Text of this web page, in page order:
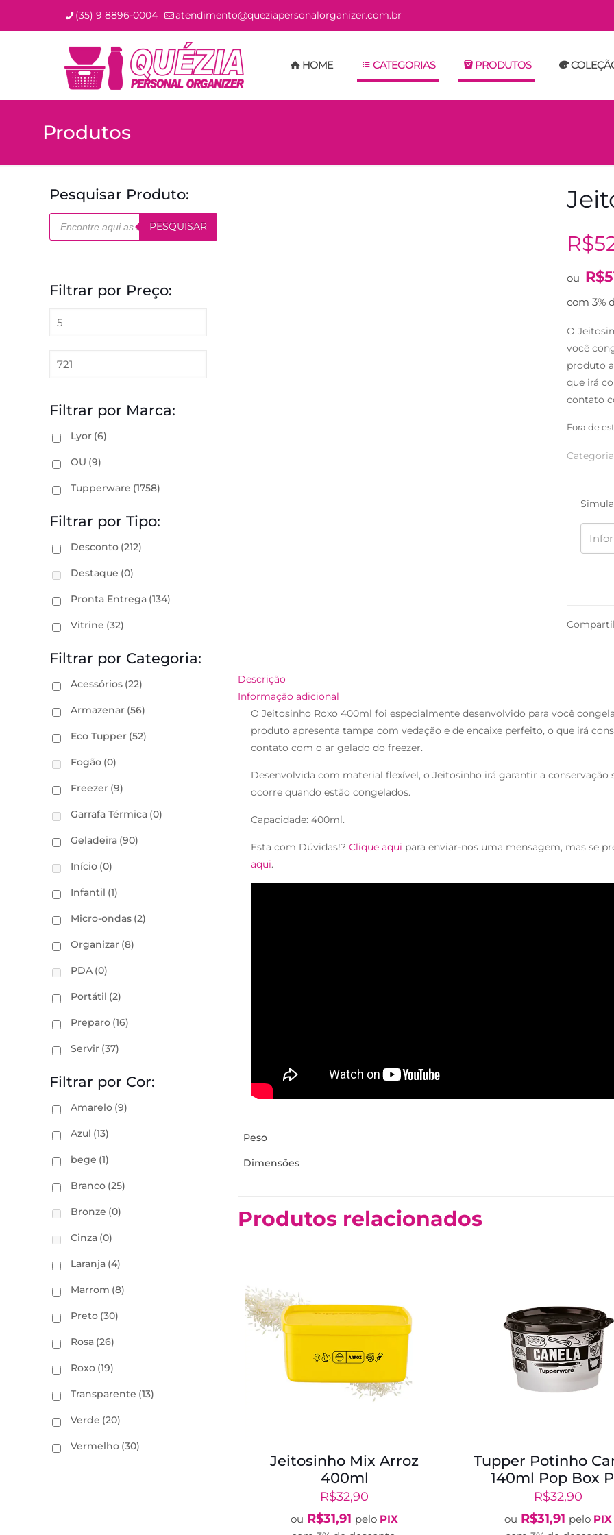
(35) 9 8896-0004 atendimento@queziapersonalorganizer.com.br
HOME CATEGORIAS PRODUTOS
Produtos
R$
ou R$
com 3%
O
você
produto
que irá
contato
Fora de
Descrição
Informação adicional
O Jeitosinho Roxo 400ml foi especialmente desenvolvido para você
produto apresenta tampa com vedação e de encaixe perfeito, o que irá
contato com o ar gelado do freezer.
Desenvolvida com material flexível, o Jeitosinho irá garantir a
ocorre quando estão congelados.
Capacidade: 400ml.
Esta com Dúvidas!?Clique aqui para enviar-nos uma mensagem, mas se
aqui.
Peso
Dimensões
Produtos relacionados
Jeitosinho Mix Arroz
400ml
R$32,90
ou R$31,91 pelo PIX
Tupper Potinho
140ml Pop Box
R$32,90
ou R$31,91 pelo PIX
Pesquisar Produto:
Pesquisar
produtos PESQUISAR
Filtrar por Preço:
Filtrar por Marca:
Lyor (6)
OU (9)
Tupperware (1758)
Filtrar por Tipo:
Desconto (212)
Destaque (0)
Pronta Entrega (134)
Vitrine (32)
Filtrar por Categoria:
Acessórios (22)
Armazenar (56)
Eco Tupper (52)
Fogão (0)
Freezer (9)
Garrafa Térmica (0)
Geladeira (90)
Início (0)
Infantil (1)
Micro-ondas (2)
Organizar (8)
PDA (0)
Portátil (2)
Preparo (16)
Servir (37)
Filtrar por Cor:
Amarelo (9)
Azul (13)
bege (1)
Branco (25)
Bronze (0)
Cinza (0)
Laranja (4)
Marrom (8)
Preto (30)
Rosa (26)
Roxo (19)
Transparente (13)
Verde (20)
Vermelho (30)